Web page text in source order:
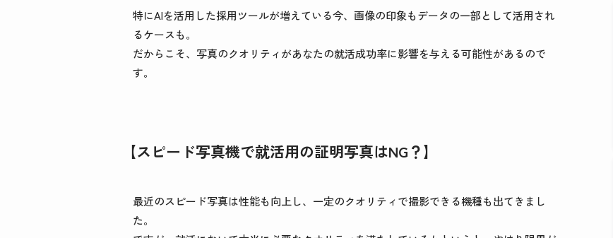
特にAIを活用した採用ツールが増えている今、画像の印象もデータの一部として活用され
るケースも。
だからこそ、写真のクオリティがあなたの就活成功率に影響を与える可能性があるので
す。
【スピード写真機で就活用の証明写真はNG？】
最近のスピード写真は性能も向上し、一定のクオリティで撮影できる機種も出てきまし
た。